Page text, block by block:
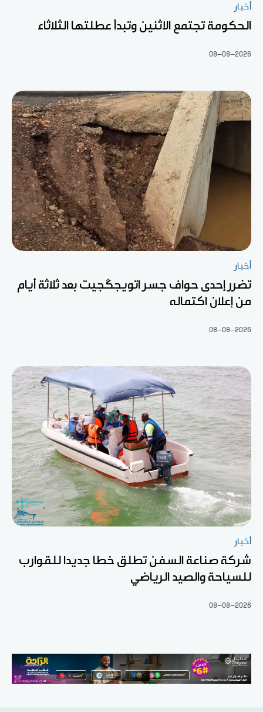
أخبار
الحكومة تجتمع الاثنين وتبدأ عطلتها الثلاثاء
08-08-2026
أخبار
تضرر إحدى حواف جسر اتويجگجيت بعد ثلاثة أيام
من إعلان اكتماله
08-08-2026
أخبار
شركة صناعة السفن تطلق خطا جديدا للقوارب
للسياحة والصيد الرياضي
08-08-2026